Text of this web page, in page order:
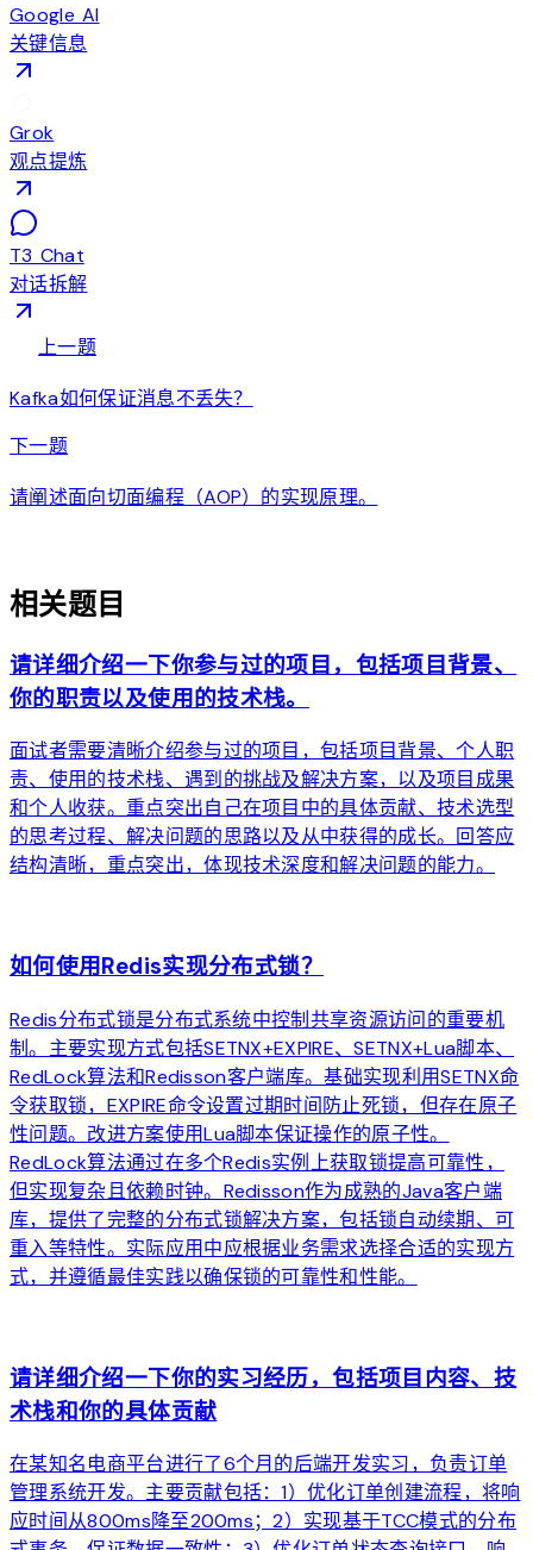
Google AI
关键信息
Grok
观点提炼
T3 Chat
对话拆解
上一题
Kafka如何保证消息不丢失？
下一题arrow_forward
请阐述面向切面编程（AOP）的实现原理。
相关题目
请详细介绍一下你参与过的项目，包括项目背景、
你的职责以及使用的技术栈。
面试者需要清晰介绍参与过的项目，包括项目背景、个人职
责、使用的技术栈、遇到的挑战及解决方案，以及项目成果
和个人收获。重点突出自己在项目中的具体贡献、技术选型
的思考过程、解决问题的思路以及从中获得的成长。回答应
结构清晰，重点突出，体现技术深度和解决问题的能力。
如何使用Redis实现分布式锁？
Redis分布式锁是分布式系统中控制共享资源访问的重要机
制。主要实现方式包括SETNX+EXPIRE、SETNX+Lua脚本、
RedLock算法和Redisson客户端库。基础实现利用SETNX命
令获取锁，EXPIRE命令设置过期时间防止死锁，但存在原子
性问题。改进方案使用Lua脚本保证操作的原子性。
RedLock算法通过在多个Redis实例上获取锁提高可靠性，
但实现复杂且依赖时钟。Redisson作为成熟的Java客户端
库，提供了完整的分布式锁解决方案，包括锁自动续期、可
重入等特性。实际应用中应根据业务需求选择合适的实现方
式，并遵循最佳实践以确保锁的可靠性和性能。
请详细介绍一下你的实习经历，包括项目内容、技
术栈和你的具体贡献
在某知名电商平台进行了6个月的后端开发实习，负责订单
管理系统开发。主要贡献包括：1）优化订单创建流程，将响
应时间从800ms降至200ms；2）实现基于TCC模式的分布